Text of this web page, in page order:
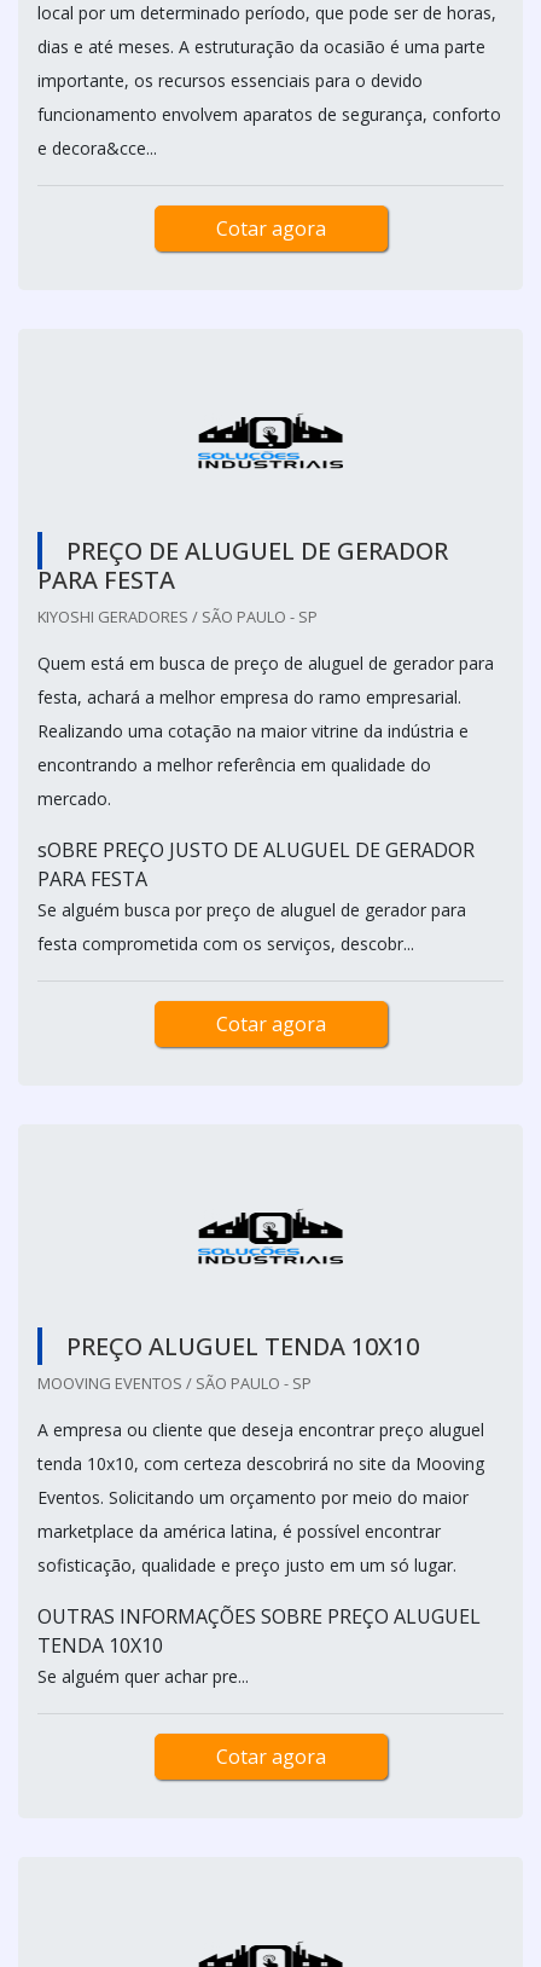
local por um determinado período, que pode ser de horas,
dias e até meses. A estruturação da ocasião é uma parte
importante, os recursos essenciais para o devido
funcionamento envolvem aparatos de segurança, conforto
e decora&cce...
Cotar agora
PREÇO DE ALUGUEL DE GERADOR
PARA FESTA
KIYOSHI GERADORES / SÃO PAULO - SP
Quem está em busca de preço de aluguel de gerador para
festa, achará a melhor empresa do ramo empresarial.
Realizando uma cotação na maior vitrine da indústria e
encontrando a melhor referência em qualidade do
mercado.
sOBRE PREÇO JUSTO DE ALUGUEL DE GERADOR
PARA FESTA
Se alguém busca por preço de aluguel de gerador para
festa comprometida com os serviços, descobr...
Cotar agora
PREÇO ALUGUEL TENDA 10X10
MOOVING EVENTOS / SÃO PAULO - SP
A empresa ou cliente que deseja encontrar preço aluguel
tenda 10x10, com certeza descobrirá no site da Mooving
Eventos. Solicitando um orçamento por meio do maior
marketplace da américa latina, é possível encontrar
sofisticação, qualidade e preço justo em um só lugar.
OUTRAS INFORMAÇÕES SOBRE PREÇO ALUGUEL
TENDA 10X10
Se alguém quer achar pre...
Cotar agora